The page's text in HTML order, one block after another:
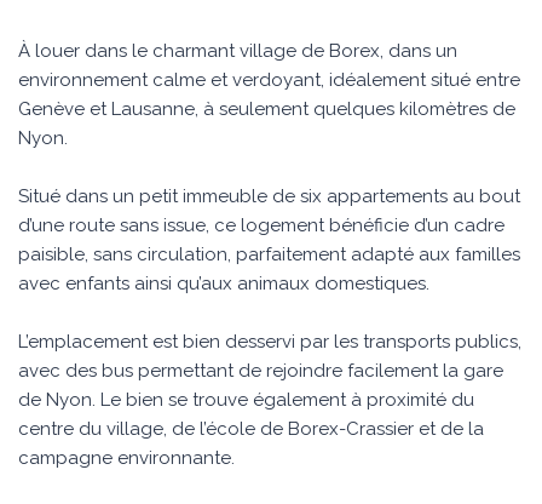
À louer dans le charmant village de Borex, dans un
environnement calme et verdoyant, idéalement situé entre
Genève et Lausanne, à seulement quelques kilomètres de
Nyon.
Situé dans un petit immeuble de six appartements au bout
d’une route sans issue, ce logement bénéficie d’un cadre
paisible, sans circulation, parfaitement adapté aux familles
avec enfants ainsi qu’aux animaux domestiques.
L’emplacement est bien desservi par les transports publics,
avec des bus permettant de rejoindre facilement la gare
de Nyon. Le bien se trouve également à proximité du
centre du village, de l’école de Borex-Crassier et de la
campagne environnante.